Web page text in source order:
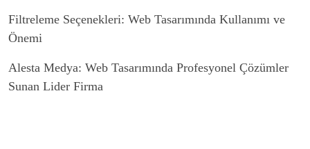
Filtreleme Seçenekleri: Web Tasarımında Kullanımı ve
Önemi
Alesta Medya: Web Tasarımında Profesyonel Çözümler
Sunan Lider Firma